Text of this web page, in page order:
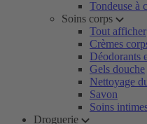
Tondeuse à
Soins corps
Tout afficher
Crèmes
Déodorants
Gels douche
Nettoyage
Savon
Soins
Droguerie